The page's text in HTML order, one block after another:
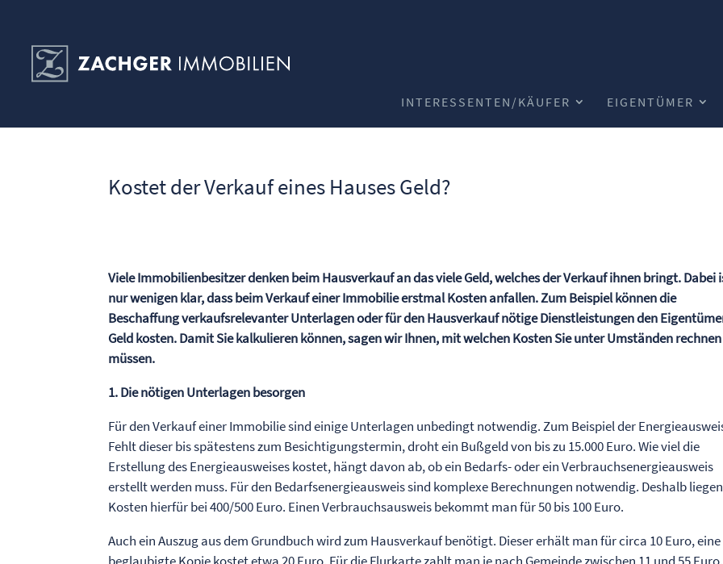
INTERESSENTEN/KÄUFER EIGENTÜMER
Kostet der Verkauf eines Hauses Geld?
Viele Immobilienbesitzer denken beim Hausverkauf an das viele Geld, welches der Verkauf ihnen bringt. Dabei
nur wenigen klar, dass beim Verkauf einer Immobilie erstmal Kosten anfallen. Zum Beispiel können die
Beschaffung verkaufsrelevanter Unterlagen oder für den Hausverkauf nötige Dienstleistungen den
Geld kosten. Damit Sie kalkulieren können, sagen wir Ihnen, mit welchen Kosten Sie unter Umständen rechnen
müssen.
1. Die nötigen Unterlagen besorgen
Für den Verkauf einer Immobilie sind einige Unterlagen unbedingt notwendig. Zum Beispiel der
Fehlt dieser bis spätestens zum Besichtigungstermin, droht ein Bußgeld von bis zu 15.000 Euro. Wie viel die
Erstellung des Energieausweises kostet, hängt davon ab, ob ein Bedarfs- oder ein Verbrauchsenergieausweis
erstellt werden muss. Für den Bedarfsenergieausweis sind komplexe Berechnungen notwendig. Deshalb
Kosten hierfür bei 400/500 Euro. Einen Verbrauchsausweis bekommt man für 50 bis 100 Euro.
Auch ein Auszug aus dem Grundbuch wird zum Hausverkauf benötigt. Dieser erhält man für circa 10 Euro, eine